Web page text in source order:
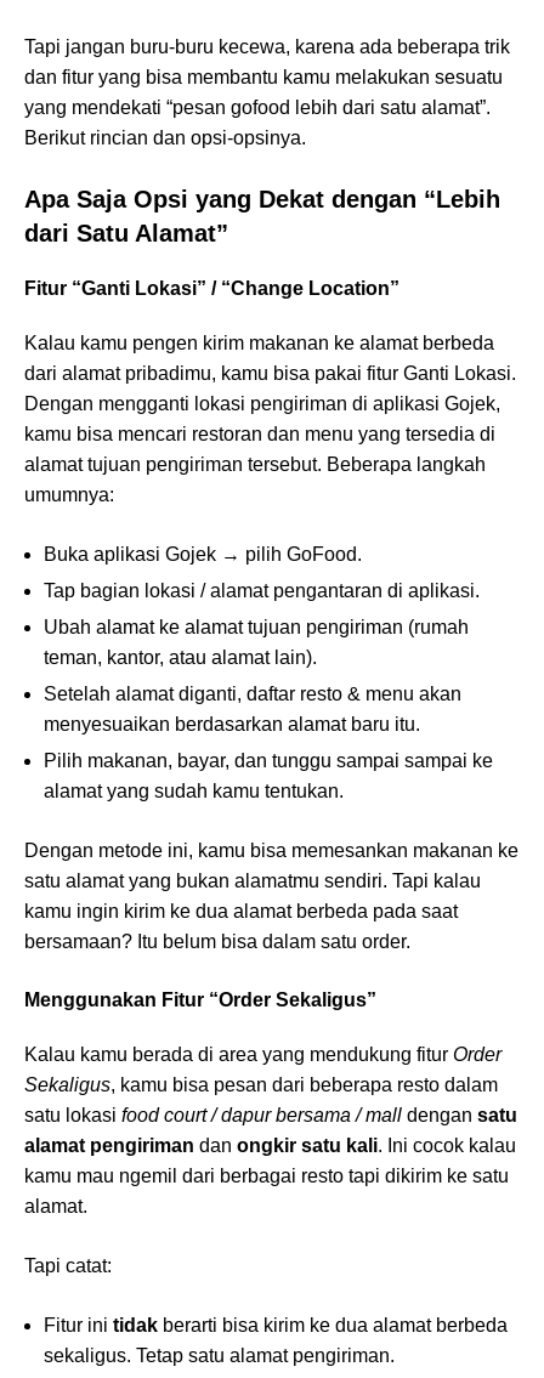
Tapi jangan buru-buru kecewa, karena ada beberapa trik
dan fitur yang bisa membantu kamu melakukan sesuatu
yang mendekati “pesan gofood lebih dari satu alamat”.
Berikut rincian dan opsi-opsinya.
Apa Saja Opsi yang Dekat dengan “Lebih
dari Satu Alamat”
Fitur “Ganti Lokasi” / “Change Location”
Kalau kamu pengen kirim makanan ke alamat berbeda
dari alamat pribadimu, kamu bisa pakai fitur Ganti Lokasi.
Dengan mengganti lokasi pengiriman di aplikasi Gojek,
kamu bisa mencari restoran dan menu yang tersedia di
alamat tujuan pengiriman tersebut. Beberapa langkah
umumnya:
Buka aplikasi Gojek → pilih GoFood.
Tap bagian lokasi / alamat pengantaran di aplikasi.
Ubah alamat ke alamat tujuan pengiriman (rumah
teman, kantor, atau alamat lain).
Setelah alamat diganti, daftar resto & menu akan
menyesuaikan berdasarkan alamat baru itu.
Pilih makanan, bayar, dan tunggu sampai sampai ke
alamat yang sudah kamu tentukan.
Dengan metode ini, kamu bisa memesankan makanan ke
satu alamat yang bukan alamatmu sendiri. Tapi kalau
kamu ingin kirim ke dua alamat berbeda pada saat
bersamaan? Itu belum bisa dalam satu order.
Menggunakan Fitur “Order Sekaligus”
Kalau kamu berada di area yang mendukung fitur Order
Sekaligus, kamu bisa pesan dari beberapa resto dalam
satu lokasi food court / dapur bersama / mall dengan satu
alamat pengiriman dan ongkir satu kali. Ini cocok kalau
kamu mau ngemil dari berbagai resto tapi dikirim ke satu
alamat.
Tapi catat:
Fitur ini tidak berarti bisa kirim ke dua alamat berbeda
sekaligus. Tetap satu alamat pengiriman.